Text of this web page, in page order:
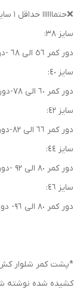
❌حتماااااا حداقل ١ سايز بزرگتر انتخاب شود قواره كوچك است
سايز ٣٨:
دور كمر ٥٦ الى ٦٨ -دور ران ٥٤- فاق ٣٤-دور باسن ٩٢
سايز ٤٠:
دور كمر ٦٠ الى ٧٨-دور ران ٥٦-فاق٣٤- دور باسن ٩٤
سايز ٤٢:
دور كمر ٦٦ الى ٨٢-دور ران٥٧- فاق٣٤- دور باسن ١٠٠
سايز ٤٤:
دور كمر ٨٠ الى ٩٢ -دورران ٦٠-فاق٣٤- دور باسن ١٠٥
سايز ٤٦:
دور كمر ٨٠ الى ٩٦- دور ران ٦٢- فاق ٣٤- دور باسن ١١٠
*پشت كمر شلوار كش
كشيده شده نوشته